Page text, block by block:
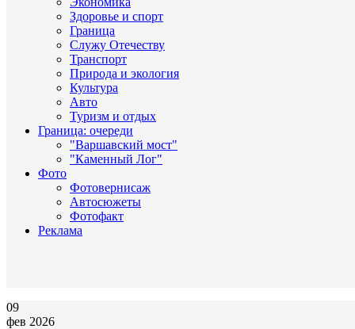
Здоровье и спорт
Граница
Служу Отечеству
Транспорт
Природа и экология
Культура
Авто
Туризм и отдых
Граница: очереди
"Варшавский мост"
"Каменный Лог"
Фото
Фотовернисаж
Автосюжеты
Фотофакт
Реклама
09
фев 2026